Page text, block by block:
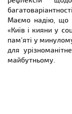
Маємо надію, що
«Київ і кияни у
пам’яті у
для
майбутньому.